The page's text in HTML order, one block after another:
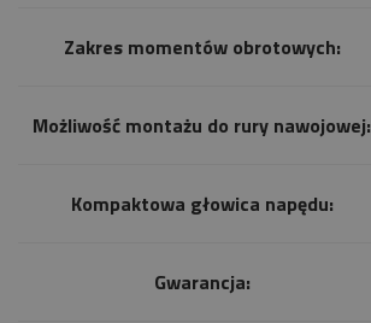
Zakres momentów obrotowych:
Możliwość montażu do rury nawojowej:
Kompaktowa głowica napędu:
Gwarancja: